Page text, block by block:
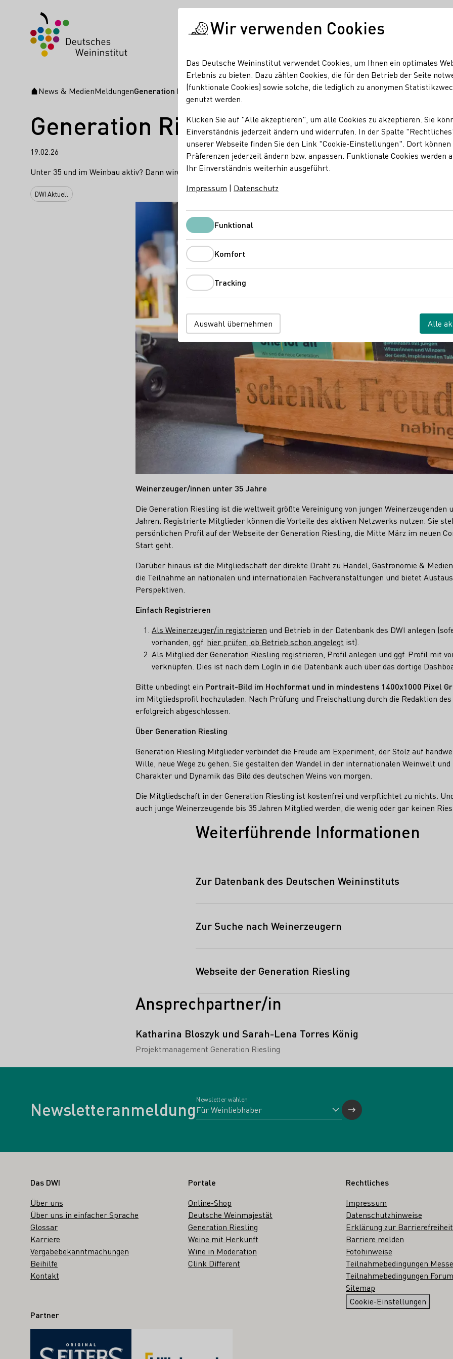
Startseite
News & MedienMeldungenGeneration Riesling: Jetzt Registrieren!
Generation Riesling: Jetzt
19.02.26
Unter 35 und im Weinbau aktiv? Dann wird es Zeit, sich kostenfrei als Mitglied der Generation Riesling zu registrieren,
DWI Aktuell
Weinerzeuger/innen unter 35 Jahre
Die Generation Riesling ist die weltweit größte Vereinigung von jungen Weinerzeugenden
Jahren. Registrierte Mitglieder können die Vorteile des aktiven Netzwerks nutzen: Sie
persönlichen Profil auf der Webseite der Generation Riesling, die Mitte März im neuen
Start geht.
Darüber hinaus ist die Mitgliedschaft der direkte Draht zu Handel, Gastronomie &
die Teilnahme an nationalen und internationalen Fachveranstaltungen und bietet
Perspektiven.
Einfach Registrieren
Als Weinerzeuger/in registrieren und Betrieb in der Datenbank des DWI anlegen
vorhanden, ggf. hier prüfen, ob Betrieb schon angelegt ist).
Als Mitglied der Generation Riesling registrieren , Profil anlegen und ggf. Profil mit
verknüpfen. Dies ist nach dem LogIn in die Datenbank auch über das dortige
Bitte unbedingt ein Portrait-Bild im Hochformat und in mindestens 1400x1000 Pixel
im Mitgliedsprofil hochzuladen. Nach Prüfung und Freischaltung durch die Redaktion
erfolgreich abgeschlossen.
Über Generation Riesling
Generation Riesling Mitglieder verbindet die Freude am Experiment, der Stolz auf
Wille, neue Wege zu gehen. Sie gestalten den Wandel in der internationalen Weinwelt
Charakter und Dynamik das Bild des deutschen Weins von morgen.
Die Mitgliedschaft in der Generation Riesling ist kostenfrei und verpflichtet zu nichts.
auch junge Weinerzeugende bis 35 Jahren Mitglied werden, die wenig oder gar keinen
Weiterführende Informationen
Zur Datenbank des Deutschen Weininstituts
Zur Suche nach Weinerzeugern
Webseite der Generation Riesling
Ansprechpartner/in
Katharina Bloszyk und Sarah-Lena Torres König
Projektmanagement Generation Riesling
Newsletteranmeldung
Newsletter wählen
Fußbereich
Das DWI
Über uns
Über uns in einfacher Sprache
Glossar
Karriere
Vergabebekanntmachungen
Beihilfe
Kontakt
Portale
Online-Shop
Deutsche Weinmajestät
Generation Riesling
Weine mit Herkunft
Wine in Moderation
Clink Different
Rechtliches
Impressum
Datenschutzhinweise
Erklärung zur Barrierefreiheit
Barriere melden
Fotohinweise
Teilnahmebedingungen
Teilnahmebedingungen
Sitemap
Cookie-Einstellungen
Wir verwenden Cookies
Das Deutsche Weininstitut verwendet Cookies, um Ihnen ein optimales
Erlebnis zu bieten. Dazu zählen Cookies, die für den Betrieb der Seite
(funktionale Cookies) sowie solche, die lediglich zu anonymen
genutzt werden.
Klicken Sie auf "Alle akzeptieren", um alle Cookies zu akzeptieren. Sie
Einverständnis jederzeit ändern und widerrufen. In der Spalte
unserer Webseite finden Sie den Link "Cookie-Einstellungen". Dort können
Präferenzen jederzeit ändern bzw. anpassen. Funktionale Cookies werden
Ihr Einverständnis weiterhin ausgeführt.
Impressum | Datenschutz
FunktionalFunktional
Komfort
Tracking
Auswahl übernehmen Alle
Partner